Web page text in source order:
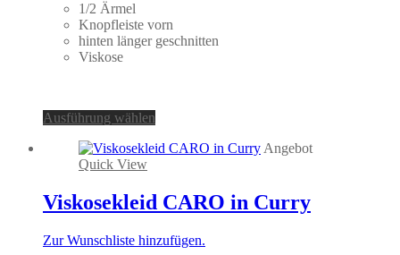
1/2 Ärmel
Knopfleiste vorn
hinten länger geschnitten
Viskose
Ausführung wählen
weist
auf.
Die
können
Angebot
Quick View
Viskosekleid CARO in Curry
Zur Wunschliste hinzufügen.